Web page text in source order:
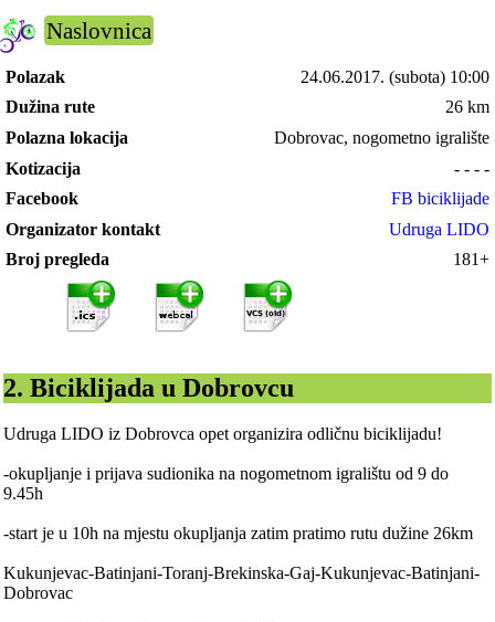
Naslovnica
Polazak 24.06.2017. (subota) 10:00
Dužina rute
26 km
Polazna lokacija
Dobrovac, nogometno igralište
Kotizacija
- - - -
Facebook
FB biciklijade
Organizator kontakt
Udruga LIDO
Broj pregleda
181+
2. Biciklijada u Dobrovcu
Udruga LIDO iz Dobrovca opet organizira odličnu biciklijadu!
-okupljanje i prijava sudionika na nogometnom igralištu od 9 do
9.45h
-start je u 10h na mjestu okupljanja zatim pratimo rutu dužine 26km
Kukunjevac-Batinjani-Toranj-Brekinska-Gaj-Kukunjevac-Batinjani-
Dobrovac